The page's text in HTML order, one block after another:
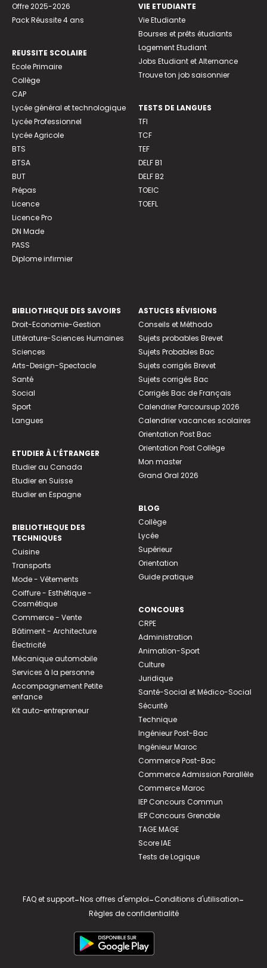
Offre 2025-2026
Pack Réussite 4 ans
REUSSITE SCOLAIRE
Ecole Primaire
Collège
CAP
Lycée général et technologique
Lycée Professionnel
Lycée Agricole
BTS
BTSA
BUT
Prépas
Licence
Licence Pro
DN Made
PASS
Diplome infirmier
VIE ETUDIANTE
Vie Etudiante
Bourses et prêts étudiants
Logement Etudiant
Jobs Etudiant et Alternance
Trouve ton job saisonnier
TESTS DE LANGUES
TFI
TCF
TEF
DELF B1
DELF B2
TOEIC
TOEFL
BIBLIOTHEQUE DES SAVOIRS
Droit-Economie-Gestion
Littérature-Sciences Humaines
Sciences
Arts-Design-Spectacle
Santé
Social
Sport
Langues
ETUDIER À L’ÉTRANGER
Etudier au Canada
Etudier en Suisse
Etudier en Espagne
BIBLIOTHEQUE DES
TECHNIQUES
Cuisine
Transports
Mode - Vêtements
Coiffure - Esthétique -
Cosmétique
Commerce - Vente
Bâtiment - Architecture
Électricité
Mécanique automobile
Services à la personne
Accompagnement Petite
enfance
Kit auto-entrepreneur
ASTUCES RÉVISIONS
Conseils et Méthodo
Sujets probables Brevet
Sujets Probables Bac
Sujets corrigés Brevet
Sujets corrigés Bac
Corrigés Bac de Français
Calendrier Parcoursup 2026
Calendrier vacances scolaires
Orientation Post Bac
Orientation Post Collège
Mon master
Grand Oral 2026
BLOG
Collège
Lycée
Supérieur
Orientation
Guide pratique
CONCOURS
CRPE
Administration
Animation-Sport
Culture
Juridique
Santé-Social et Médico-Social
Sécurité
Technique
Ingénieur Post-Bac
Ingénieur Maroc
Commerce Post-Bac
Commerce Admission Parallèle
Commerce Maroc
IEP Concours Commun
IEP Concours Grenoble
TAGE MAGE
Score IAE
Tests de Logique
FAQ et support-Nos offres d'emploi-Conditions d'utilisation-
Règles de confidentialité